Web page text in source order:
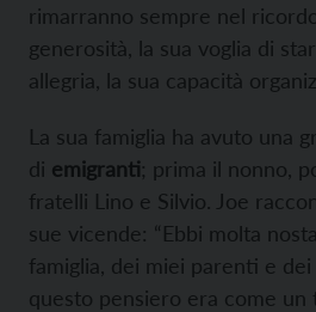
rimarranno sempre nel
generosità, la sua voglia di
allegria, la sua capacità
La sua famiglia ha avuto una
di emigranti; prima il nonno,
fratelli Lino e Silvio. Joe
sue vicende: “Ebbi molta
famiglia, dei miei parenti e
questo pensiero era come un